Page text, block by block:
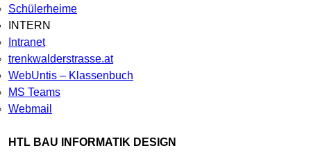
Schülerheime
INTERN
Intranet
trenkwalderstrasse.at
WebUntis – Klassenbuch
MS Teams
Webmail
HTL BAU INFORMATIK DESIGN